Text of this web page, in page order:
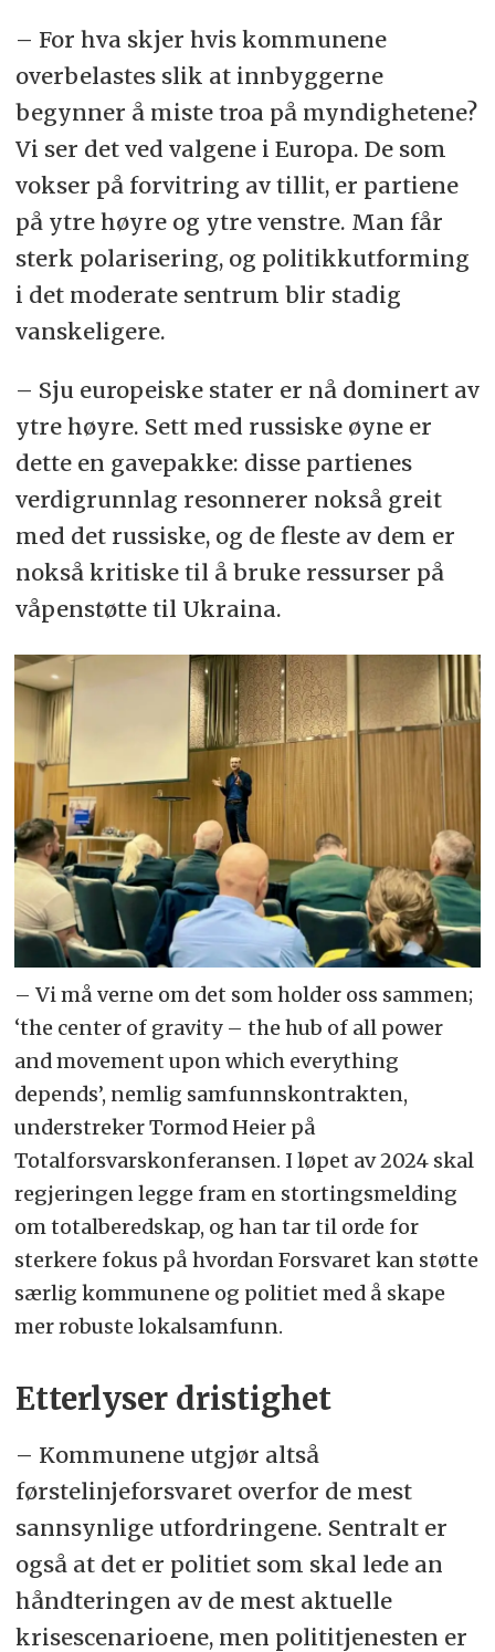
– For hva skjer hvis kommunene
overbelastes slik at innbyggerne
begynner å miste troa på myndighetene?
Vi ser det ved valgene i Europa. De som
vokser på forvitring av tillit, er partiene
på ytre høyre og ytre venstre. Man får
sterk polarisering, og politikkutforming
i det moderate sentrum blir stadig
vanskeligere.
– Sju europeiske stater er nå dominert av
ytre høyre. Sett med russiske øyne er
dette en gavepakke: disse partienes
verdigrunnlag resonnerer nokså greit
med det russiske, og de fleste av dem er
nokså kritiske til å bruke ressurser på
våpenstøtte til Ukraina.
– Vi må verne om det som holder oss sammen;
‘the center of gravity – the hub of all power
and movement upon which everything
depends’, nemlig samfunnskontrakten,
understreker Tormod Heier på
Totalforsvarskonferansen. I løpet av 2024 skal
regjeringen legge fram en stortingsmelding
om totalberedskap, og han tar til orde for
sterkere fokus på hvordan Forsvaret kan støtte
særlig kommunene og politiet med å skape
mer robuste lokalsamfunn.
Etterlyser dristighet
– Kommunene utgjør altså
førstelinjeforsvaret overfor de mest
sannsynlige utfordringene. Sentralt er
også at det er politiet som skal lede an
håndteringen av de mest aktuelle
krisescenarioene, men polititjenesten er